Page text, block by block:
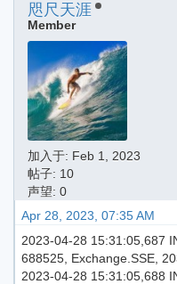
咫尺天涯
Member
加入于: Feb 1, 2023
帖子: 10
声望: 0
Apr 28, 2023, 07:35 AM
2023-04-28 15:31:05,687
688525, Exchange.SSE,
2023-04-28 15:31:05,688